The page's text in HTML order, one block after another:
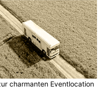
charmanten Eventlocation